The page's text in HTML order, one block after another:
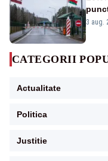
3 aug.
CATEGORII
Actualitate
Politica
Justitie